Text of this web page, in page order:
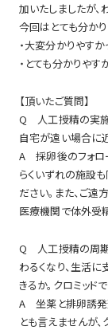
加いたしましたが、
今回はとても分かり
・大変分かりやすか
・とても分かりやす
【頂いたご質問】
Q 人工授精の実施
自宅が遠い場合に
A 採卵後のフォロ
らくいずれの施設
ださい。また、ご
医療機関で体外受
Q 人工授精の周期
わるくなり、生活
きるか。クロミッド
A 坐薬と排卵誘発
とも言えませんが